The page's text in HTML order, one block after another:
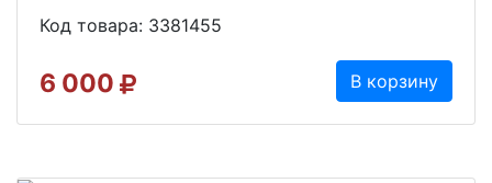
Код товара: 3381455
6 000 В корзину